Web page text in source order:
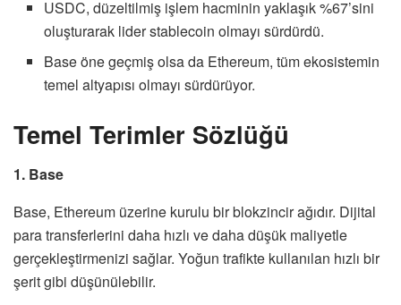
USDC, düzeltilmiş işlem hacminin yaklaşık %67’sini
oluşturarak lider stablecoin olmayı sürdürdü.
Base öne geçmiş olsa da Ethereum, tüm ekosistemin
temel altyapısı olmayı sürdürüyor.
Temel Terimler Sözlüğü
1. Base
Base, Ethereum üzerine kurulu bir blokzincir ağıdır. Dijital
para transferlerini daha hızlı ve daha düşük maliyetle
gerçekleştirmenizi sağlar. Yoğun trafikte kullanılan hızlı bir
şerit gibi düşünülebilir.